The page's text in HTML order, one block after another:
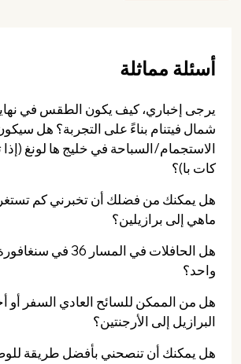
أسئلة مماثلة
يرجى إخباري، كيف يكون الطقس في
شمال فيتنام بناءً على التجربة؟ هل
الاستجمام/السباحة في خليج ها لونغ
كات با)؟
هل يمكنك من فضلك أن تخبرني كم
ماهي إلى برازيلين؟
هل الحافلات في المسار
واحد؟
هل من الممكن للسائح العادي السفر أو
البرازيل إلى الأرجنتين؟
هل يمكنك أن تنصحني بأفضل طريقة